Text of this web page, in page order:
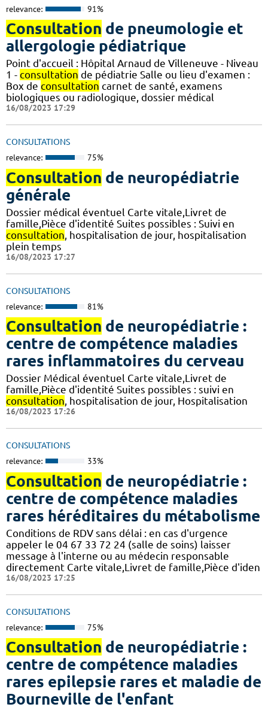
relevance: 91%
Consultation de pneumologie et
allergologie pédiatrique
Point d'accueil : Hôpital Arnaud de Villeneuve - Niveau
1 - consultation de pédiatrie Salle ou lieu d'examen :
Box de consultation carnet de santé, examens
biologiques ou radiologique, dossier médical
16/08/2023 17:29
CONSULTATIONS
relevance: 75%
Consultation de neuropédiatrie
générale
Dossier médical éventuel Carte vitale,Livret de
famille,Pièce d'identité Suites possibles : Suivi en
consultation, hospitalisation de jour, hospitalisation
plein temps
16/08/2023 17:27
CONSULTATIONS
relevance: 81%
Consultation de neuropédiatrie :
centre de compétence maladies
rares inflammatoires du cerveau
Dossier Médical éventuel Carte vitale,Livret de
famille,Pièce d'identité Suites possibles : suivi en
consultation, hospitalisation de jour, Hospitalisation
16/08/2023 17:26
CONSULTATIONS
relevance: 33%
Consultation de neuropédiatrie :
centre de compétence maladies
rares héréditaires du métabolisme
Conditions de RDV sans délai : en cas d'urgence
appeler le 04 67 33 72 24 (salle de soins) laisser
message à l'interne ou au médecin responsable
directement Carte vitale,Livret de famille,Pièce d'iden
16/08/2023 17:25
CONSULTATIONS
relevance: 75%
Consultation de neuropédiatrie :
centre de compétence maladies
rares epilepsie rares et maladie de
Bourneville de l'enfant